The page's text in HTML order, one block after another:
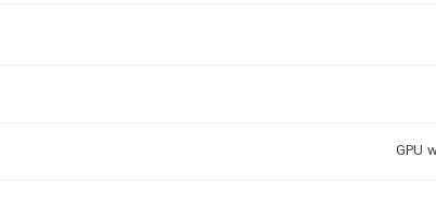
GPU